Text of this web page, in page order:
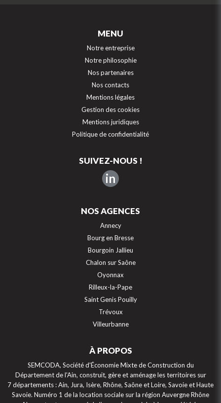
MENU
Notre entreprise
Notre philosophie
Nos partenaires
Nos contacts
Mentions légales
Gestion des cookies
Mentions juridiques
Politique de confidentialité
SUIVEZ-NOUS !
in
NOS AGENCES
Annecy
Bourg en Bresse
Bourgoin Jallieu
Chalon sur Saône
Oyonnax
Rilleux-la-Pape
Saint Genis Pouilly
Trévoux
Villeurbanne
À PROPOS
SEMCODA, Société d'Économie Mixte de Construction du
Département de l'Ain, construit, gère et aménage les territoires sur
7 départements : Ain, Jura, Isère, Rhône, Saône et Loire, Savoie et Haute
Savoie. Numéro 1 de la location sociale sur la région Auvergne Rhône